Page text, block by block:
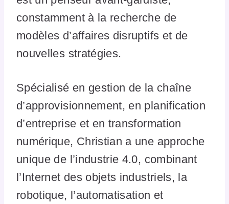
constamment à la recherche de
modèles d’affaires disruptifs et de
nouvelles stratégies.
Spécialisé en gestion de la chaîne
d’approvisionnement, en planification
d’entreprise et en transformation
numérique, Christian a une approche
unique de l’industrie 4.0, combinant
l’Internet des objets industriels, la
robotique, l’automatisation et